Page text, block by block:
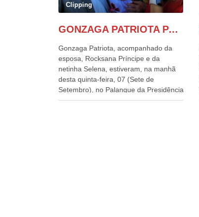
Clipping
GONZAGA PATRIOTA PARTICIPA DO DESFILE DA INDEPENDÊNCIA NO PALANQUE DA PRESIDÊNCIA DA REPÚBLICA E É ABRAÇADO POR LULA E POR GERALDO ALCKMIN.
Gonzaga Patriota, acompanhado da
esposa, Rocksana Príncipe e da
netinha Selena, estiveram, na manhã
desta quinta-feira, 07 (Sete de
Setembro), no Palanque da Presidência
da República, onde foram abraçados